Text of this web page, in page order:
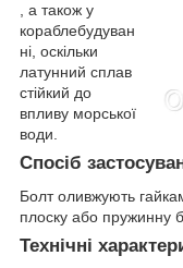
, а також у
кораблебудуван
ні, оскільки
латунний сплав
стійкий до
впливу морської
води.
Спосіб
Болт оливжують
плоску або пружинну
Технічні